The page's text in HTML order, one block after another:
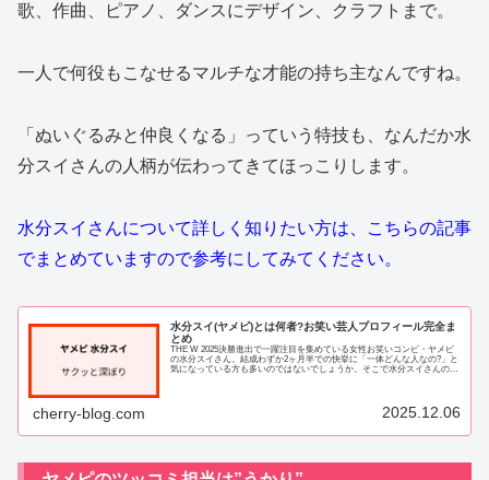
歌、作曲、ピアノ、ダンスにデザイン、クラフトまで。
一人で何役もこなせるマルチな才能の持ち主なんですね。
「ぬいぐるみと仲良くなる」っていう特技も、なんだか水
分スイさんの人柄が伝わってきてほっこりします。
水分スイさんについて詳しく知りたい方は、こちらの記事
でまとめていますので参考にしてみてください。
水分スイ(ヤメピ)とは何者?お笑い芸人プロフィール完全ま
とめ
THE W 2025決勝進出で一躍注目を集めている女性お笑いコンビ・ヤメピ
の水分スイさん。結成わずか2ヶ月半での快挙に「一体どんな人なの?」と
気になっている方も多いのではないでしょうか。そこで水分スイさんの基
cherry-blog.com 2025.12.06